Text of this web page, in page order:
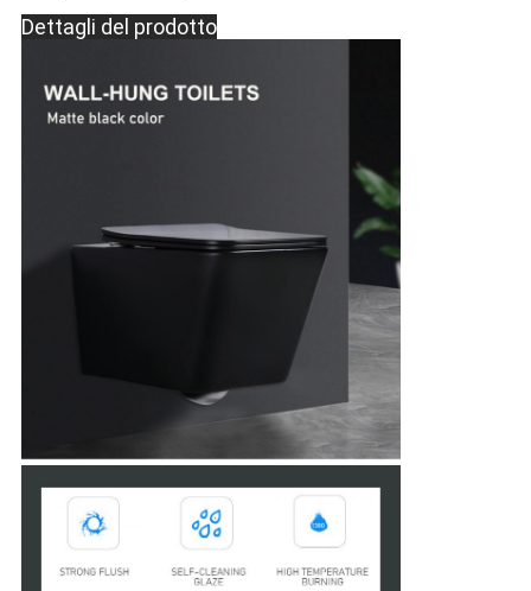
Dettagli del prodotto